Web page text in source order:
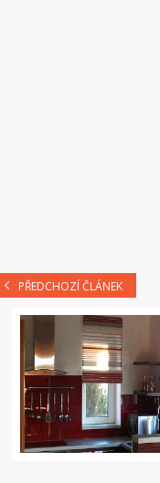
PŘEDCHOZÍ ČLÁNEK